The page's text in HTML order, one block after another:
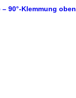
90°-Klemmung oben